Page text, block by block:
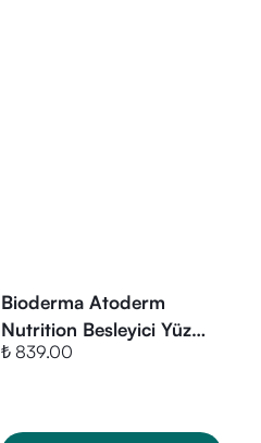
Bioderma Atoderm
Nutrition Besleyici Yüz
Kremi 40 ml
₺ 839.00